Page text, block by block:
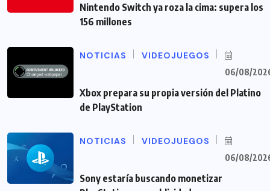
Nintendo Switch ya roza la cima: supera los
156 millones
NOTICIAS VIDEOJUEGOS
06/08/
Xbox prepara su propia versión del Platino
de PlayStation
NOTICIAS VIDEOJUEGOS
06/08/
Sony estaría buscando monetizar